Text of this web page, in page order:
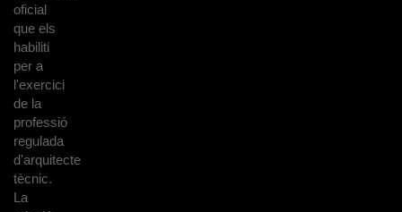
oficial
que els
habiliti
per a
l'exercici
de la
professió
regulada
d'arquitecte
tècnic.
La